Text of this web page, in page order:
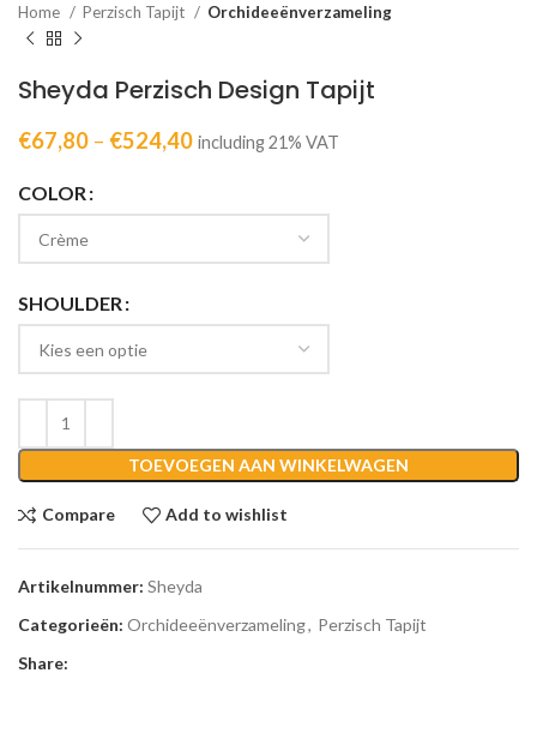
Home Perzisch Tapijt Orchideeënverzameling
Sheyda Perzisch Design Tapijt
€67,80 – €524,40 including 21% VAT
COLOR
SHOULDER
TOEVOEGEN AAN WINKELWAGEN
Compare Add to wishlist
Artikelnummer: Sheyda
Categorieën: Orchideeënverzameling, Perzisch Tapijt
Share: